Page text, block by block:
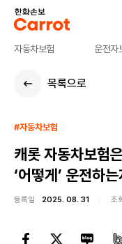
자동차보험 운전자
목록으로
#자동차보험
캐롯 자동차보험
‘어떻게’ 운전하
등록일 2025. 08. 31 조